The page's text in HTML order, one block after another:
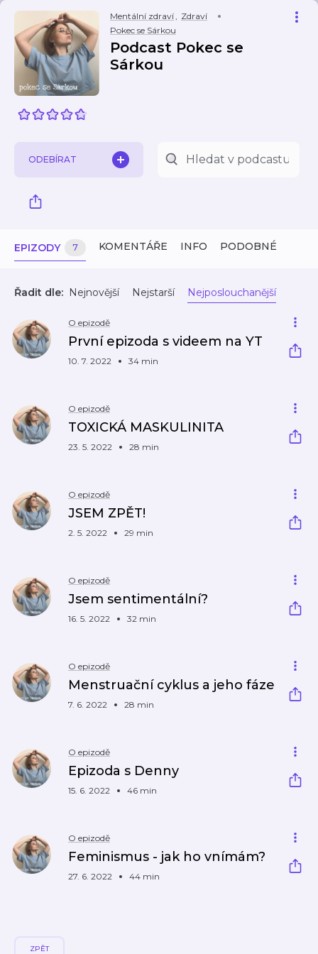
Mentální zdraví, Zdraví
Pokec se Sárkou
Podcast Pokec se
Sárkou
ODEBÍRAT
EPIZODY 7 KOMENTÁŘE INFO PODOBNÉ
Řadit dle: Nejnovější Nejstarší Nejposlouchanější
O epizodě
První epizoda s videem na YT
10. 7. 2022 34 min
O epizodě
TOXICKÁ MASKULINITA
23. 5. 2022 28 min
O epizodě
JSEM ZPĚT!
2. 5. 2022 29 min
O epizodě
Jsem sentimentální?
16. 5. 2022 32 min
O epizodě
Menstruační cyklus a jeho fáze
7. 6. 2022 28 min
O epizodě
Epizoda s Denny
15. 6. 2022 46 min
O epizodě
Feminismus - jak ho vnímám?
27. 6. 2022 44 min
ZPĚT